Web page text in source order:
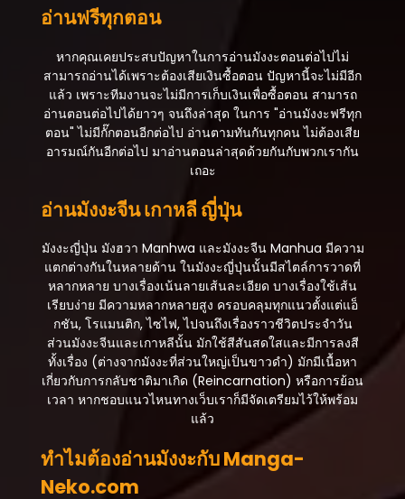
ตอนที่ 26
กุมภาพันธ์ 15, 2026
ตอนที่ 25
กุมภาพันธ์ 15, 2026
ตอนที่ 24
กุมภาพันธ์ 15, 2026
กุมภาพันธ์ 15, 2026
ตอนที่ 21
กุมภาพันธ์ 15, 2026
ตอนที่ 20
กุมภาพันธ์ 15, 2026
ตอนที่ 19
ตอนที่ 18
กุมภาพันธ์ 15, 2026
อ่านฟรีทุกตอน
หากคุณเคยประสบปัญหาในการอ่านมังงะตอนต่อไปไม่
สามารถอ่านได้เพราะต้องเสียเงินซื้อตอน ปัญหานี้จะไม่มีอีก
แล้ว เพราะทีมงานจะไม่มีการเก็บเงินเพื่อซื้อตอน สามารถ
อ่านตอนต่อไปได้ยาวๆ จนถึงล่าสุด ในการ "อ่านมังงะฟรีทุก
ตอน" ไม่มีกั๊กตอนอีกต่อไป อ่านตามทันกันทุกคน ไม่ต้องเสีย
อารมณ์กันอีกต่อไป มาอ่านตอนล่าสุดด้วยกันกับพวกเรากัน
เถอะ
อ่านมังงะจีน เกาหลี ญี่ปุ่น
มังงะญี่ปุ่น มังฮวา Manhwa และมังงะจีน Manhua มีความ
แตกต่างกันในหลายด้าน ในมังงะญี่ปุ่นนั้นมีสไตล์การวาดที่
หลากหลาย บางเรื่องเน้นลายเส้นละเอียด บางเรื่องใช้เส้น
เรียบง่าย มีความหลากหลายสูง ครอบคลุมทุกแนวตั้งแต่แอ็
กชัน, โรแมนติก, ไซไฟ, ไปจนถึงเรื่องราวชีวิตประจำวัน
ส่วนมังงะจีนและเกาหลีนั้น มักใช้สีสันสดใสและมีการลงสี
ทั้งเรื่อง (ต่างจากมังงะที่ส่วนใหญ่เป็นขาวดำ) มักมีเนื้อหา
เกี่ยวกับการกลับชาติมาเกิด (Reincarnation) หรือการย้อน
เวลา หากชอบแนวไหนทางเว็บเราก็มีจัดเตรียมไว้ให้พร้อม
แล้ว
ทำไมต้องอ่านมังงะกับ Manga-
Neko.com